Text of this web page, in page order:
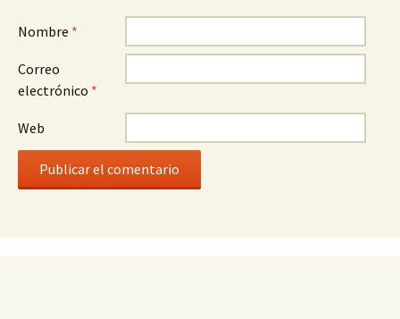
Nombre *
Correo
electrónico *
Web